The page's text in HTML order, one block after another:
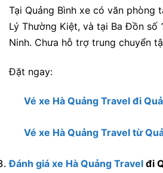
Tại Quảng Bình xe có văn phòng
Lý Thường Kiệt, và tại Ba Đồn số
Ninh. Chưa hỗ trợ trung chuyển
Đặt ngay:
Vé xe Hà Quảng Travel đi
Vé xe Hà Quảng Travel từ
Đánh giá xe Hà Quảng Travel đi